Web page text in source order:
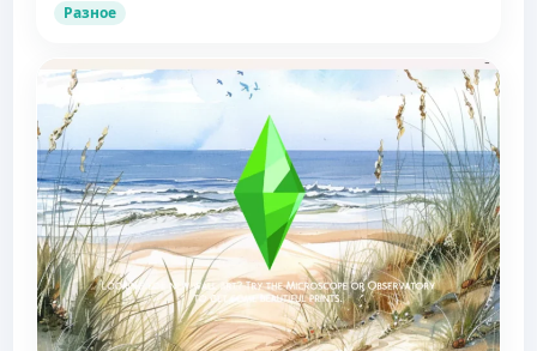
Разное